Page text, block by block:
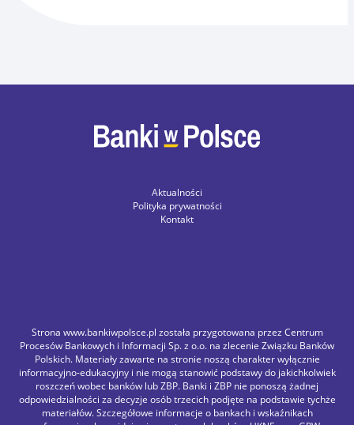
Aktualności
Polityka prywatności
Kontakt
Strona www.bankiwpolsce.pl została przygotowana przez Centrum
Procesów Bankowych i Informacji Sp. z o.o. na zlecenie Związku Banków
Polskich. Materiały zawarte na stronie noszą charakter wyłącznie
informacyjno-edukacyjny i nie mogą stanowić podstawy do jakichkolwiek
roszczeń wobec banków lub ZBP. Banki i ZBP nie ponoszą żadnej
odpowiedzialności za decyzje osób trzecich podjęte na podstawie tychże
materiałów. Szczegółowe informacje o bankach i wskaźnikach